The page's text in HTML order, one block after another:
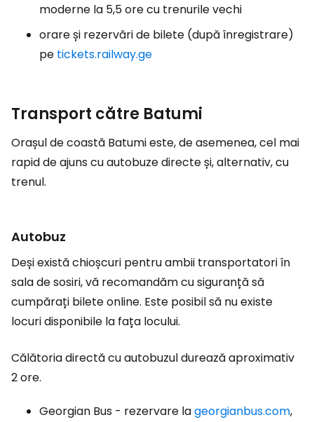
moderne la 5,5 ore cu trenurile vechi
orare și rezervări de bilete (după înregistrare)
pe tickets.railway.ge
Transport către Batumi
Orașul de coastă Batumi este, de asemenea, cel mai
rapid de ajuns cu autobuze directe și, alternativ, cu
trenul.
Autobuz
Deși există chioșcuri pentru ambii transportatori în
sala de sosiri, vă recomandăm cu siguranță să
cumpărați bilete online. Este posibil să nu existe
locuri disponibile la fața locului.
Călătoria directă cu autobuzul durează aproximativ
2 ore.
Georgian Bus - rezervare lageorgianbus.com,